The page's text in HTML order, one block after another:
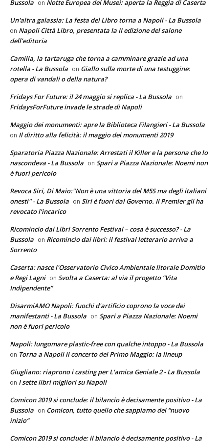
Bussola on Notte Europea dei Musei: aperta la Reggia di Caserta
Un'altra galassia: La festa del Libro torna a Napoli - La Bussola
on Napoli Città Libro, presentata la II edizione del salone
dell’editoria
Camilla, la tartaruga che torna a camminare grazie ad una
rotella - La Bussola on Giallo sulla morte di una testuggine:
opera di vandali o della natura?
Fridays For Future: il 24 maggio si replica - La Bussola on
FridaysForFuture invade le strade di Napoli
Maggio dei monumenti: apre la Biblioteca Filangieri - La Bussola
on Il diritto alla felicità: il maggio dei monumenti 2019
Sparatoria Piazza Nazionale: Arrestati il Killer e la persona che lo
nascondeva - La Bussola on Spari a Piazza Nazionale: Noemi non
è fuori pericolo
Revoca Siri, Di Maio:"Non è una vittoria del M5S ma degli italiani
onesti" - La Bussola on Siri è fuori dal Governo. Il Premier gli ha
revocato l’incarico
Ricomincio dai Libri Sorrento Festival – cosa è successo? - La
Bussola on Ricomincio dai libri: il festival letterario arriva a
Sorrento
Caserta: nasce l'Osservatorio Civico Ambientale litorale Domitio
e Regi Lagni on Svolta a Caserta: al via il progetto “Vita
Indipendente”
DisarmiAMO Napoli: fuochi d'artificio coprono la voce dei
manifestanti - La Bussola on Spari a Piazza Nazionale: Noemi
non è fuori pericolo
Napoli: lungomare plastic-free con qualche intoppo - La Bussola
on Torna a Napoli il concerto del Primo Maggio: la lineup
Giugliano: riaprono i casting per L'amica Geniale 2 - La Bussola
on I sette libri migliori su Napoli
Comicon 2019 si conclude: il bilancio è decisamente positivo - La
Bussola on Comicon, tutto quello che sappiamo del “nuovo
inizio”
Comicon 2019 si conclude: il bilancio è decisamente positivo - La